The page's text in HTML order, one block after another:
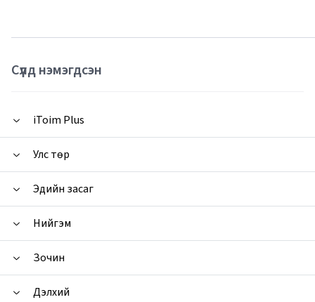
Сүүлд нэмэгдсэн
iToim Plus
Улс төр
Эдийн засаг
Нийгэм
Зочин
Дэлхий